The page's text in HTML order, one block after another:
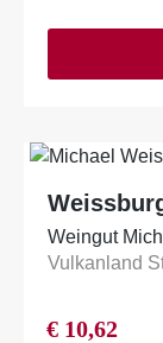
Weingut
Vulkanland
€ 10,62